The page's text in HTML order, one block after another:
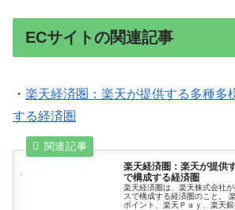
ECサイトの関連記事
・ 楽天経済圏：楽天が提供する多種多
する経済圏
楽天経済圏：楽天が提供
で構成する経済圏
楽天経済圏は、楽天株式会社
スで構成する経済圏のこと。
ポイント、楽天Ｐａｙ、楽天